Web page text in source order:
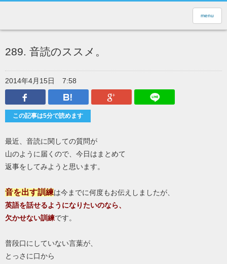
menu
289. 音読のススメ。
2014年4月15日
7:58
Facebook
はてなブックマークGoogle Plus
この記事は5分で読めます
最近、音読に関しての質問が
山のように届くので、今日はまとめて
返事をしてみようと思います。
音を出す訓練は今までに何度もお伝えしましたが、
英語を話せるようになりたいのなら、
欠かせない訓練です。
普段口にしていない言葉が、
とっさに口から